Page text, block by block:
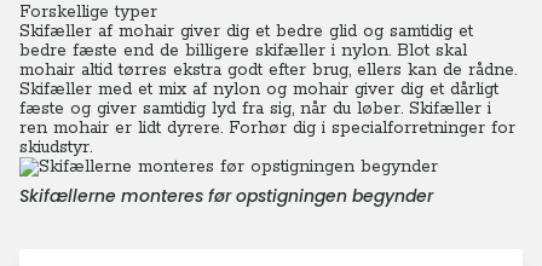
Forskellige typer
Skifæller af mohair giver dig et bedre glid og samtidig et
bedre fæste end de billigere skifæller i nylon. Blot skal
mohair altid tørres ekstra godt efter brug, ellers kan de rådne.
Skifæller med et mix af nylon og mohair giver dig et dårligt
fæste og giver samtidig lyd fra sig, når du løber. Skifæller i
ren mohair er lidt dyrere. Forhør dig i specialforretninger for
skiudstyr.
Skifællerne monteres før opstigningen begynder